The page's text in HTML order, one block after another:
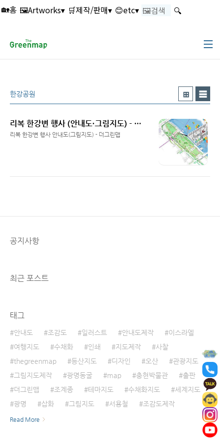
🏡홈 🖼️Artworks▾ 🛒제작/판매▾ 😊etc▾ 🔍
한강공원
리복 한강변 행사 (안내도·그림지도) - 더그린맵
리복 한강변 행사 안내도(그림지도) - 더그린맵
공지사항
최근 포스트
태그
안내도 조감도 일러스트 안내도제작
이스라엘
여행지도
수채화 인쇄 지도제작
사찰
thegreenmap
등산지도 디자인 오산
관광지도
그림지도제작
광명동굴 map 충현박물관
출판
더그린맵
조계종 테마지도 수채화지도
세계지도
광명
삽화 그림지도 서용철 조감도제작
Read More